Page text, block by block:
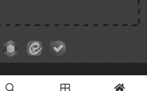
کلیه حقوق این وبسایت